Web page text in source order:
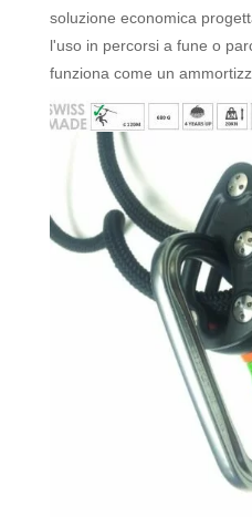
soluzione economica
l'uso in percorsi a fune o
funziona come un